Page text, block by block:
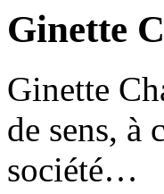
Ginette
Ginette
de sens, à
société…